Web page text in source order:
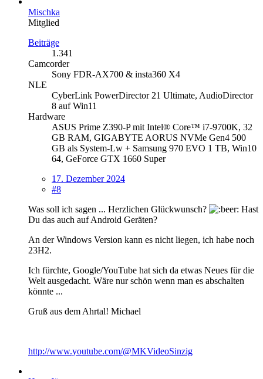
Mischka
Mitglied
Beiträge
1.341
Camcorder
Sony FDR-AX700 & insta360 X4
NLE
CyberLink PowerDirector 21 Ultimate, AudioDirector
8 auf Win11
Hardware
ASUS Prime Z390-P mit Intel® Core™ i7-9700K, 32
GB RAM, GIGABYTE AORUS NVMe Gen4 500
GB als System-Lw + Samsung 970 EVO 1 TB, Win10
64, GeForce GTX 1660 Super
17. Dezember 2024
#8
Was soll ich sagen ... Herzlichen Glückwunsch?
Hast
Du das auch auf Android Geräten?
An der Windows Version kann es nicht liegen, ich habe noch
23H2.
Ich fürchte, Google/YouTube hat sich da etwas Neues für die
Welt ausgedacht. Wäre nur schön wenn man es abschalten
könnte ...
Gruß aus dem Ahrtal! Michael
http://www.youtube.com/@MKVideoSinzig